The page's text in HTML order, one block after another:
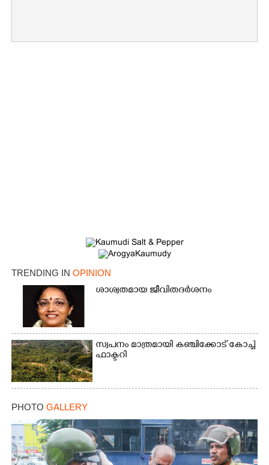
TRENDING IN OPINION
ശാശ്വതമായ ജീവിതദർശനം
സ്വപനം മാത്രമായി കഞ്ചിക്കോട് കോച്ച്
ഫാക്ടറി
PHOTO GALLERY